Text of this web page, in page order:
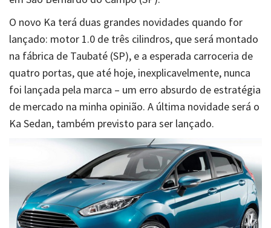
O novo Ka terá duas grandes novidades quando for
lançado: motor 1.0 de três cilindros, que será montado
na fábrica de Taubaté (SP), e a esperada carroceria de
quatro portas, que até hoje, inexplicavelmente, nunca
foi lançada pela marca – um erro absurdo de estratégia
de mercado na minha opinião. A última novidade será o
Ka Sedan, também previsto para ser lançado.